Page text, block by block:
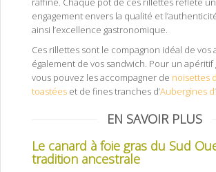
engagement envers la qualité et
ainsi l’excellence gastronomique.
Ces rillettes sont le compagnon idéal de vos
également de vos sandwich. Pour un apéritif
vous pouvez les accompagner de noisettes
toastées et de fines tranches d’Aubergines
EN SAVOIR PLUS
Le canard à foie gras du Sud
tradition ancestrale